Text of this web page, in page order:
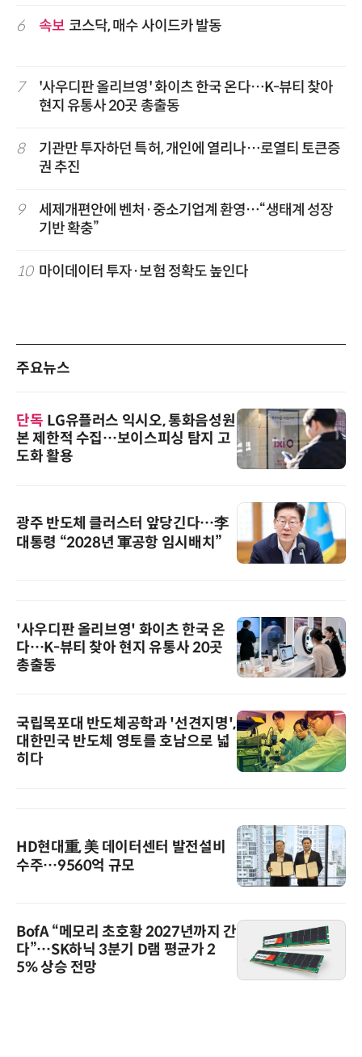
6 속보 코스닥, 매수 사이드카 발동
7
'사우디판 올리브영' 화이츠 한국 온다…K-뷰티 찾아
현지 유통사 20곳 총출동
8
기관만 투자하던 특허, 개인에 열리나…로열티 토큰증
권 추진
9
세제개편안에 벤처·중소기업계 환영…“생태계 성장
기반 확충”
10 마이데이터 투자·보험 정확도 높인다
주요뉴스
단독 LG유플러스 익시오, 통화음성원
본 제한적 수집…보이스피싱 탐지 고
도화 활용
광주 반도체 클러스터 앞당긴다…李
대통령 “2028년 軍공항 임시배치”
'사우디판 올리브영' 화이츠 한국 온
다…K-뷰티 찾아 현지 유통사 20곳
총출동
국립목포대 반도체공학과 '선견지명',
대한민국 반도체 영토를 호남으로 넓
히다
HD현대重, 美 데이터센터 발전설비
수주…9560억 규모
BofA “메모리 초호황 2027년까지 간
다”…SK하닉 3분기 D램 평균가 2
5% 상승 전망